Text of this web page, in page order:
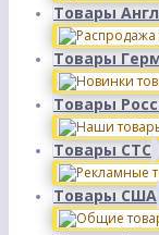
Товары
Товары
Товары
Товары СТС
Товары США